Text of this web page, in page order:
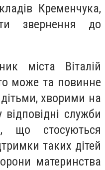
Кременчука,
звернення до
міста Віталій
може та повинне
хворими на
служби
що стосуються
таких дітей
материнства